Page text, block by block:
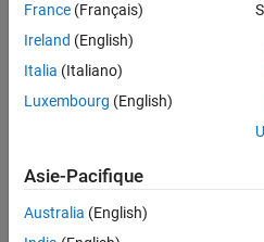
France (Français)
Ireland (English)
Italia (Italiano)
Luxembourg (English)
Asie-Pacifique
Australia (English)